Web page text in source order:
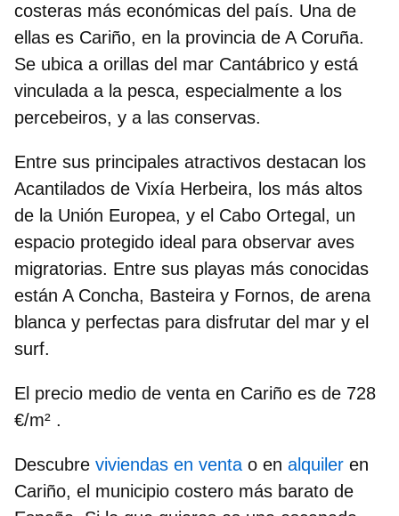
costeras más económicas del país. Una de
ellas es Cariño, en la provincia de A Coruña.
Se ubica a orillas del mar Cantábrico y está
vinculada a la pesca, especialmente a los
percebeiros, y a las conservas.
Entre sus principales atractivos destacan los
Acantilados de Vixía Herbeira, los más altos
de la Unión Europea, y el Cabo Ortegal, un
espacio protegido ideal para observar aves
migratorias. Entre sus playas más conocidas
están A Concha, Basteira y Fornos, de arena
blanca y perfectas para disfrutar del mar y el
surf.
El precio medio de venta en Cariño es de 728
€/m² .
Descubre viviendas en venta o en alquiler en
Cariño, el municipio costero más barato de